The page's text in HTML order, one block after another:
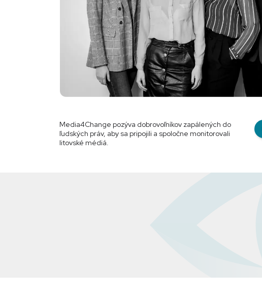
Media4Change pozýva dobrovoľníkov zapálených do
ľudských práv, aby sa pripojili a spoločne monitorovali
litovské médiá.